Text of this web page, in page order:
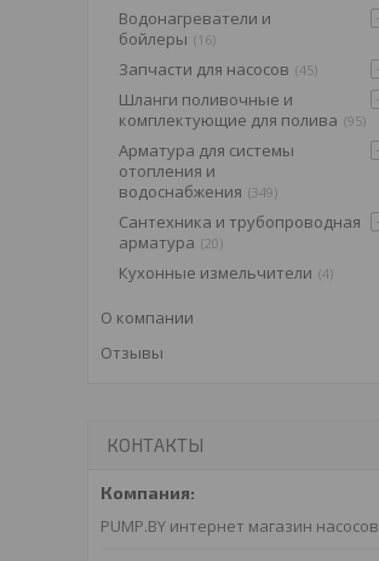
Водонагреватели и
бойлеры
16
Запчасти для насосов 45
Шланги поливочные и
комплектующие для полива 95
Арматура для системы
отопления и
водоснабжения 349
Сантехника и трубопроводная
арматура 20
Кухонные измельчители 4
О компании
Отзывы
КОНТАКТЫ
PUMP.BY интернет магазин насосов